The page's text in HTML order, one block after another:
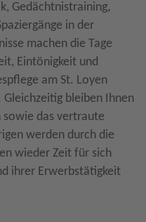
Gedächtnistraining,
in der
machen die Tage
Eintönigkeit und
am St. Loyen
bleiben Ihnen
das vertraute
werden durch die
wieder Zeit für sich
ihrer Erwerbstätigkeit